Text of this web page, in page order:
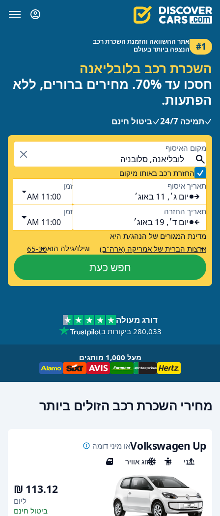
#1
אתר ההשוואה והזמנת השכרת רכב
הנצפה ביותר בעולם
השכרת רכב בלובליאנה
חסכו עד 70%. מחירים ברורים, ללא
הפתעות.
תמיכה 24/7 ביטול חינם
מקום האיסוף
לובליאנה, סלובניה
החזרת רכב באותו מיקום
תאריך איסוף
יום ג׳, 11 באוג׳
זמן
11:00 AM
תאריך החזרה
יום ד׳, 19 באוג׳
זמן
11:00 AM
מדינת המגורים של הנהג/ת היא
ארצות הברית של אמריקה (ארה"ב)
וגילו/גילה הוא65-30
חפש כעת
דורג מעולה
280,033 ביקורות ב
מעל 1,000 מותגים
מחירי השכרת רכב הזולים ביותר
Volkswagen Upאו מיני דומה
ידני
4 מיזוג אוויר 3
ליום
ביטול חינם